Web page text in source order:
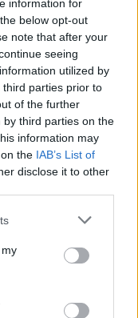
information for
below opt-out
note that after your
seeing
utilized by
parties prior to
of the further
third parties on the
information may
the IAB’s List of
disclose it to other
με αυτό
ιστορική
Έφτασα να
ομάδες της
να προσφέρω
ανέδειξε.
Με
η
η
κάνω σήμερα.